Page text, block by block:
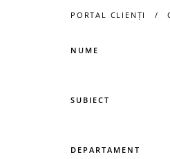
PORTAL CLIENȚI
NUME
SUBIECT
DEPARTAMENT